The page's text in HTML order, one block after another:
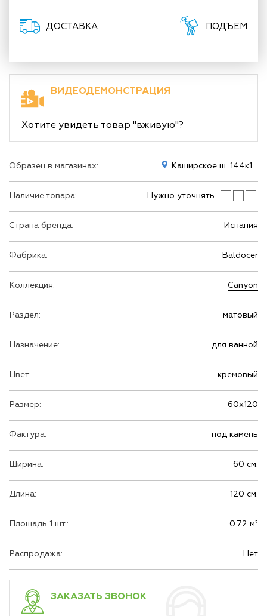
ВИДЕОДЕМОНСТРАЦИЯ
Хотите увидеть товар "вживую"?
Образец в магазинах: Каширское ш. 144к1
Наличие товара: Нужно уточнять
Страна бренда: Испания
Фабрика: Baldocer
Коллекция: Canyon
Раздел: матовый
Назначение: для ванной
Цвет: кремовый
Размер: 60х120
Фактура: под камень
Ширина: 60 см.
Длина: 120 см.
Площадь 1 шт.: 0.72 м²
Распродажа: Нет
ЗАКАЗАТЬ ЗВОНОК
ДОСТАВКА ПОДЪЕМ